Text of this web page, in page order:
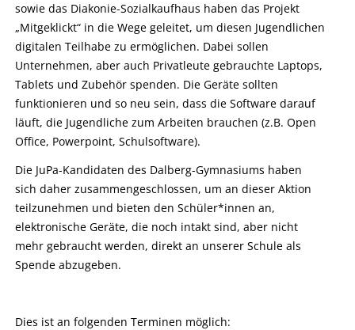
sowie das Diakonie-Sozialkaufhaus haben das Projekt
„Mitgeklickt“ in die Wege geleitet, um diesen Jugendlichen
digitalen Teilhabe zu ermöglichen. Dabei sollen
Unternehmen, aber auch Privatleute gebrauchte Laptops,
Tablets und Zubehör spenden. Die Geräte sollten
funktionieren und so neu sein, dass die Software darauf
läuft, die Jugendliche zum Arbeiten brauchen (z.B. Open
Office, Powerpoint, Schulsoftware).
Die JuPa-Kandidaten des Dalberg-Gymnasiums haben
sich daher zusammengeschlossen, um an dieser Aktion
teilzunehmen und bieten den Schüler*innen an,
elektronische Geräte, die noch intakt sind, aber nicht
mehr gebraucht werden, direkt an unserer Schule als
Spende abzugeben.
Dies ist an folgenden Terminen möglich: